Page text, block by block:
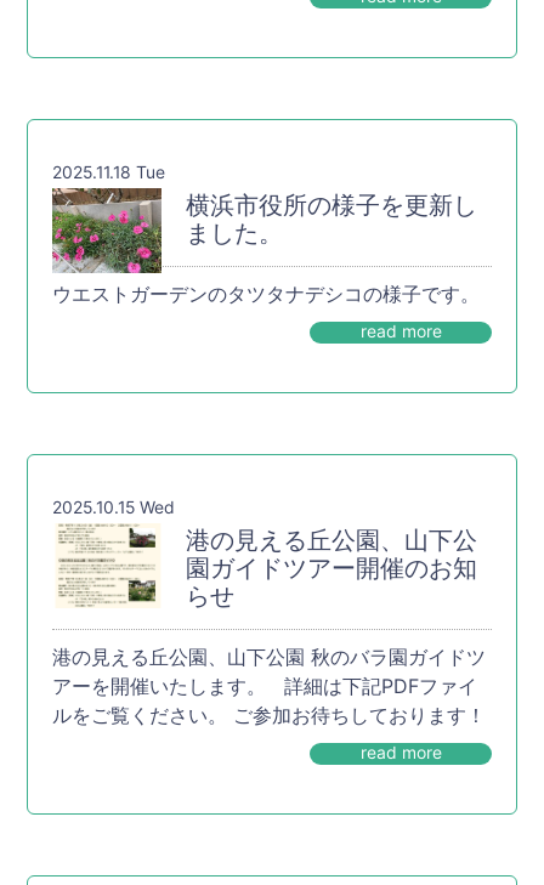
2025.11.18 Tue
横浜市役所の様子を更新し
ました。
ウエストガーデンのタツタナデシコの様子です。
read more
2025.10.15 Wed
港の見える丘公園、山下公
園ガイドツアー開催のお知
らせ
港の見える丘公園、山下公園 秋のバラ園ガイドツ
アーを開催いたします。 詳細は下記PDFファイ
ルをご覧ください。 ご参加お待ちしております！
read more